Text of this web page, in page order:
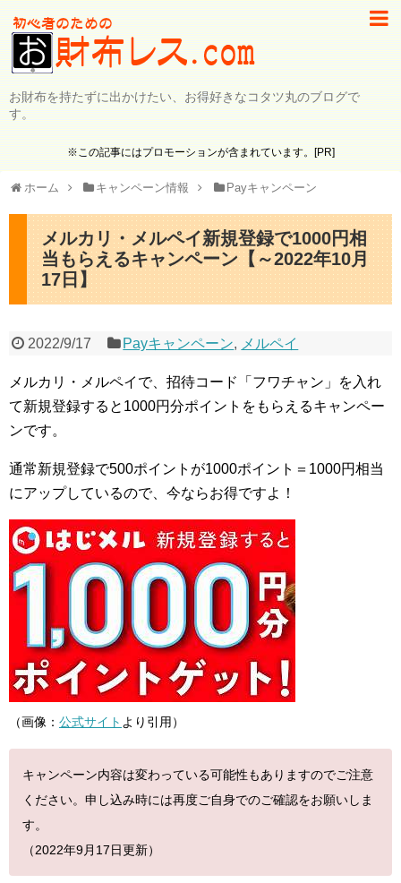
お財布を持たずに出かけたい、お得好きなコタツ丸のブログで
す。
※この記事にはプロモーションが含まれています。[PR]
ホーム キャンペーン情報 Payキャンペーン
メルカリ・メルペイ新規登録で1000円相
当もらえるキャンペーン【～2022年10月
17日】
2022/9/17 Payキャンペーン, メルペイ
メルカリ・メルペイで、招待コード「フワチャン」を入れ
て新規登録すると1000円分ポイントをもらえるキャンペー
ンです。
通常新規登録で500ポイントが1000ポイント＝1000円相当
にアップしているので、今ならお得ですよ！
（画像： 公式サイト より引用）
キャンペーン内容は変わっている可能性もありますのでご注意
ください。申し込み時には再度ご自身でのご確認をお願いしま
す。
（2022年9月17日更新）